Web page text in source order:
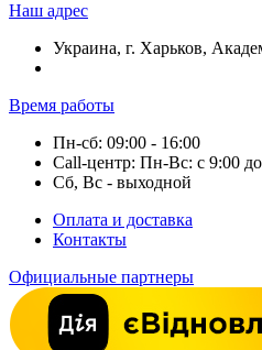
Наш адрес
Украина, г. Харьков,
Время работы
Пн-сб: 09:00 - 16:00
Call-центр: Пн-Вс: с 9:00
Сб, Вс - выходной
Оплата и доставка
Контакты
Официальные партнеры